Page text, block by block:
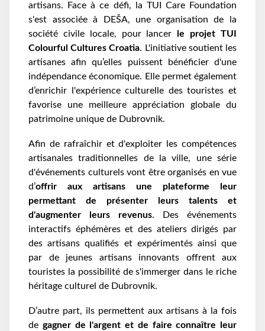
artisans. Face à ce défi, la TUI Care Foundation
s'est associée à DEŠA, une organisation de la
société civile locale, pour lancer
le projet TUI
Colourful Cultures Croatia. L'initiative soutient les
artisanes afin qu’elles puissent bénéficier d'une
indépendance économique. Elle permet également
d’enrichir l'expérience culturelle des touristes et
favorise une meilleure appréciation globale du
patrimoine unique de Dubrovnik.
Afin de rafraîchir et d'exploiter les compétences
artisanales traditionnelles de la ville, une série
d'événements culturels vont être organisés en vue
d’offrir aux artisans une plateforme leur
permettant de présenter leurs talents et
d'augmenter leurs revenus. Des événements
interactifs éphémères et des ateliers dirigés par
des artisans qualifiés et expérimentés ainsi que
par de jeunes artisans innovants offrent aux
touristes la possibilité de s'immerger dans le riche
héritage culturel de Dubrovnik.
D’autre part, ils permettent aux artisans à la fois
de gagner de l'argent et de faire connaître leur